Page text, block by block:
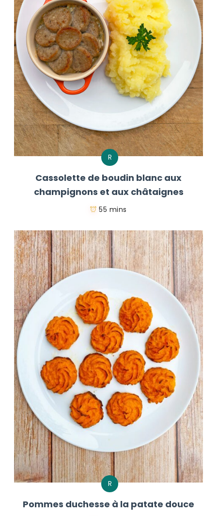
R
Cassolette de boudin blanc aux
champignons et aux châtaignes
55 mins
R
Pommes duchesse à la patate douce